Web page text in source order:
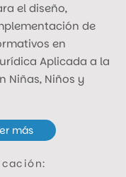
el diseño,
de
en
Aplicada a la
Niñas, Niños y
más